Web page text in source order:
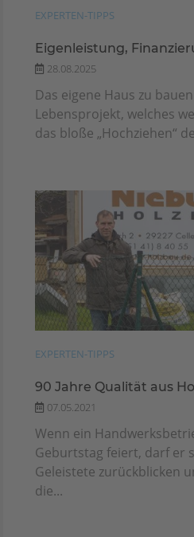
EXPERTEN-TIPPS
Eigenleistung,
28.08.2025
Das eigene Haus zu
Lebensprojekt, welches
das bloße „Hochziehen“
EXPERTEN-TIPPS
90 Jahre Qualität aus
07.05.2021
Wenn ein
Geburtstag feiert, darf er
Geleistete zurückblicken
die...